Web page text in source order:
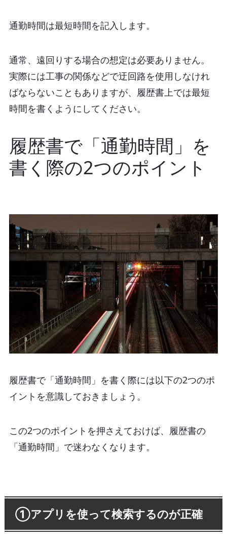
通勤時間は最短時間を記入します。
通常、遠回りする場合の想定は必要ありません。
実際には工事の関係などで迂回路を使用しなけれ
ばならないこともありますが、履歴書上では最短
時間を書くようにしてください。
履歴書で「通勤時間」を
書く際の2つのポイント
履歴書で「通勤時間」を書く際には以下の2つのポ
イントを意識しておきましょう。
この2つのポイントを押さえておけば、履歴書の
「通勤時間」で迷わなくなります。
①アプリを使って検索するのが正確